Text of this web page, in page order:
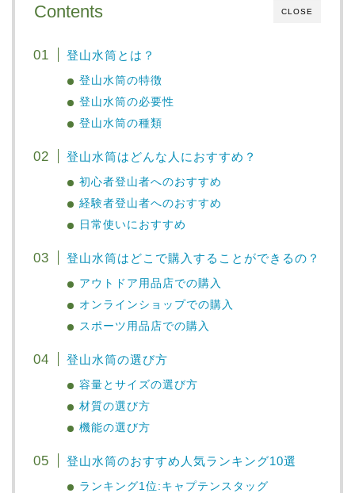
CLOSE
Contents
登山水筒とは？
登山水筒の特徴
登山水筒の必要性
登山水筒の種類
登山水筒はどんな人におすすめ？
初心者登山者へのおすすめ
経験者登山者へのおすすめ
日常使いにおすすめ
登山水筒はどこで購入することができるの？
アウトドア用品店での購入
オンラインショップでの購入
スポーツ用品店での購入
登山水筒の選び方
容量とサイズの選び方
材質の選び方
機能の選び方
登山水筒のおすすめ人気ランキング10選
ランキング1位:キャプテンスタッグ